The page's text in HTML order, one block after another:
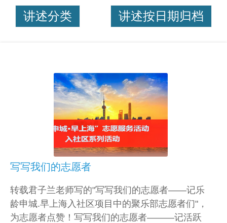
讲述分类 讲述按日期归档
写写我们的志愿者
转载君子兰老师写的"写写我们的志愿者——记乐
龄申城.早上海入社区项目中的聚乐部志愿者们"，
为志愿者点赞！写写我们的志愿者———记活跃